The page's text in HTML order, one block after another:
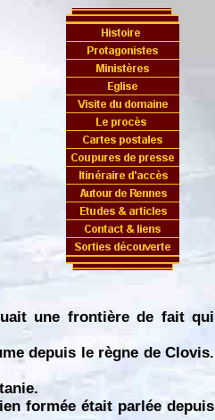
une frontière de fait qui
depuis le règne de Clovis.
formée était parlée depuis